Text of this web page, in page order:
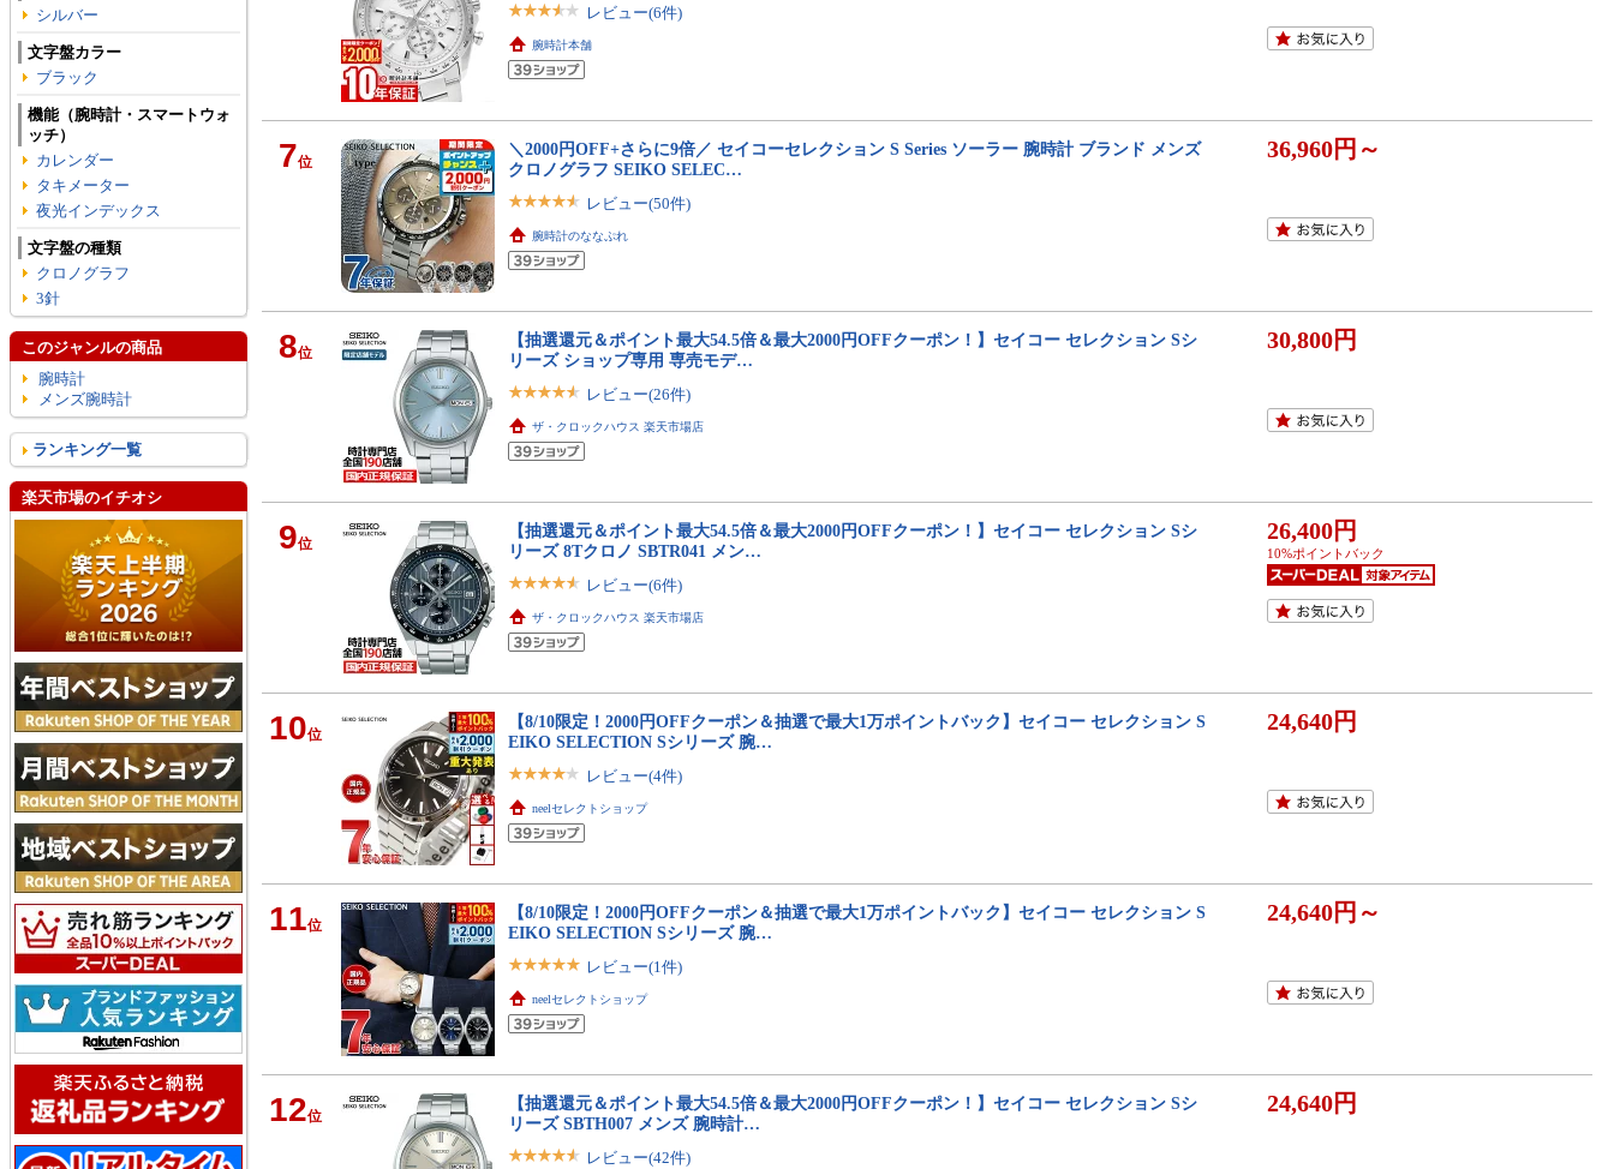
レビュー(6件)
腕時計本舗
7位
＼2000円OFF+さらに9倍／ セイコーセレクション S Series ソーラー 腕時計 ブランド メンズ
クロノグラフ SEIKO SELEC…
レビュー(50件)
腕時計のななぷれ
36,960円～
8位
【抽選還元＆ポイント最大54.5倍＆最大2000円OFFクーポン！】セイコー セレクション Sシ
リーズ ショップ専用 専売モデ…
レビュー(26件)
ザ・クロックハウス 楽天市場店
30,800円
9位
【抽選還元＆ポイント最大54.5倍＆最大2000円OFFクーポン！】セイコー セレクション Sシ
リーズ 8Tクロノ SBTR041 メン…
レビュー(6件)
ザ・クロックハウス 楽天市場店
26,400円
10%ポイントバック
10位
【8/10限定！2000円OFFクーポン＆抽選で最大1万ポイントバック】セイコー セレクション S
EIKO SELECTION Sシリーズ 腕…
レビュー(4件)
neelセレクトショップ
24,640円
11位
【8/10限定！2000円OFFクーポン＆抽選で最大1万ポイントバック】セイコー セレクション S
EIKO SELECTION Sシリーズ 腕…
レビュー(1件)
neelセレクトショップ
24,640円～
12位
【抽選還元＆ポイント最大54.5倍＆最大2000円OFFクーポン！】セイコー セレクション Sシ
リーズ SBTH007 メンズ 腕時計…
レビュー(42件)
24,640円
シルバー
文字盤カラー
ブラック
機能（腕時計・スマートウォ
ッチ）
カレンダー
タキメーター
夜光インデックス
文字盤の種類
クロノグラフ
3針
このジャンルの商品
腕時計
メンズ腕時計
ランキング一覧
楽天市場のイチオシ